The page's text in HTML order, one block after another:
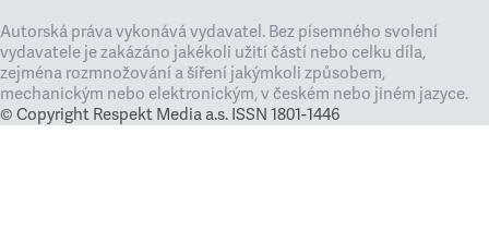
Autorská práva vykonává vydavatel. Bez písemného svolení
vydavatele je zakázáno jakékoli užití částí nebo celku díla,
zejména rozmnožování a šíření jakýmkoli způsobem,
mechanickým nebo elektronickým, v českém nebo jiném jazyce.
© Copyright Respekt Media a.s. ISSN 1801-1446